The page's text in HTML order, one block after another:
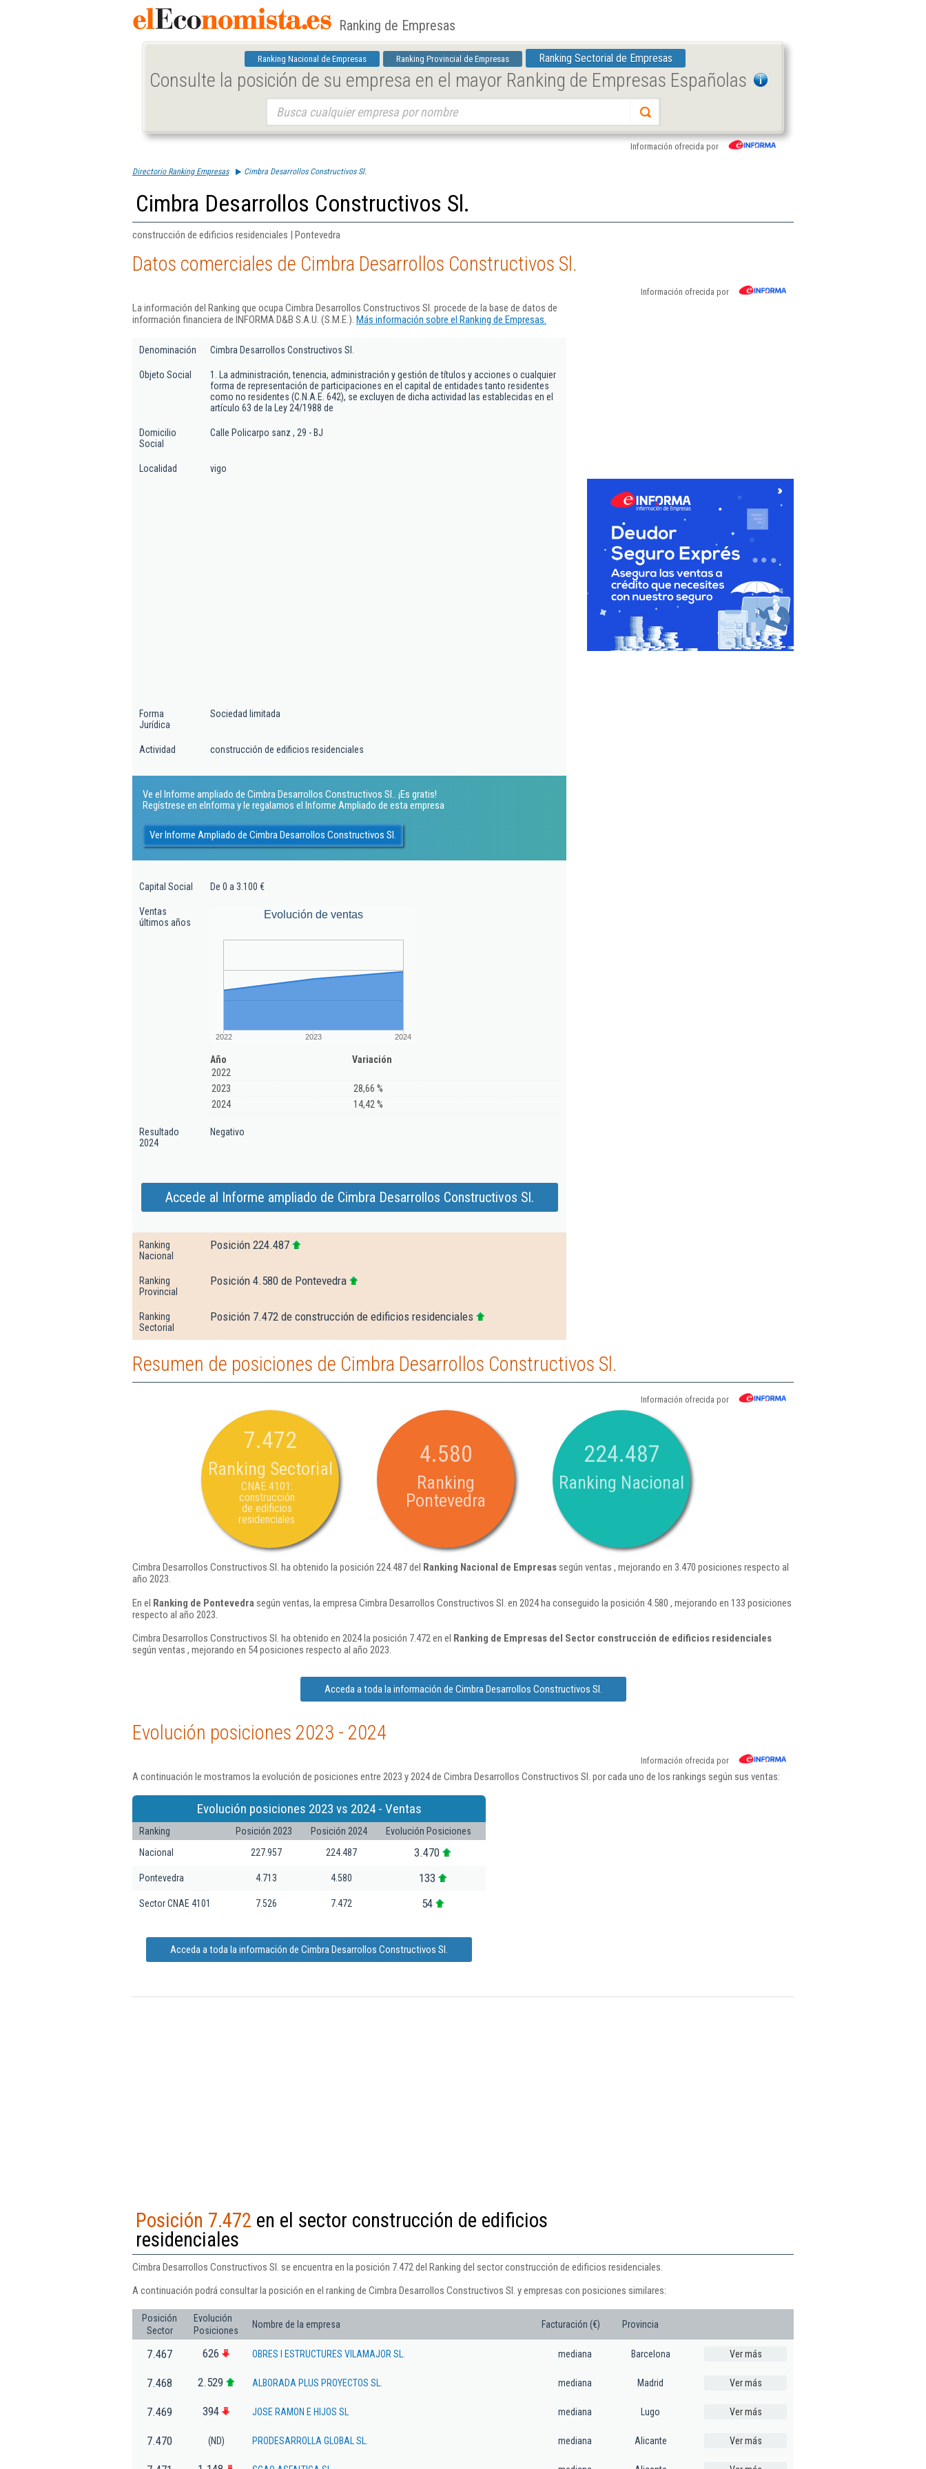
Ranking de Empresas
Ranking Nacional de Empresas Ranking Provincial de Empresas Ranking Sectorial de Empresas
Consulte la posición de su empresa en el mayor Ranking de Empresas Españolas
Información ofrecida por
Directorio Ranking Empresas Cimbra Desarrollos Constructivos Sl.
Cimbra Desarrollos Constructivos Sl.
construcción de edificios residenciales | Pontevedra
Datos comerciales de Cimbra Desarrollos Constructivos Sl.
Información ofrecida por
La información del Ranking que ocupa Cimbra Desarrollos Constructivos Sl. procede de la base de datos de
información financiera de INFORMA D&B S.A.U. (S.M.E.). Más información sobre el Ranking de Empresas.
Denominación Cimbra Desarrollos Constructivos Sl.
Objeto Social
1. La administración, tenencia, administración y gestión de títulos y acciones o cualquier
forma de representación de participaciones en el capital de entidades tanto residentes
como no residentes (C.N.A.E. 642), se excluyen de dicha actividad las establecidas en el
artículo 63 de la Ley 24/1988 de
Domicilio
Social
Calle Policarpo sanz , 29 - BJ
Localidad vigo
Forma
Jurídica
Sociedad limitada
Actividad construcción de edificios residenciales
Ve el Informe ampliado de Cimbra Desarrollos Constructivos Sl.. ¡Es gratis!
Regístrese en eInforma y le regalamos el Informe Ampliado de esta empresa
Ver Informe Ampliado de Cimbra Desarrollos Constructivos Sl.
Capital Social De 0 a 3.100 €
Ventas
últimos años
Evolución de ventas
2022 2023 2024
Año
Variación
2022
2023
28,66 %
2024
14,42 %
Resultado
2024
Negativo
Accede al Informe ampliado de Cimbra Desarrollos Constructivos Sl.
Ranking
Nacional
Posición 224.487
Ranking
Provincial
Posición 4.580 de Pontevedra
Ranking
Sectorial
Posición 7.472 de construcción de edificios residenciales
Resumen de posiciones de Cimbra Desarrollos Constructivos Sl.
Información ofrecida por
7.472
Ranking Sectorial
CNAE 4101:
construcción
de edificios
residenciales
4.580
Ranking
Pontevedra
224.487
Ranking Nacional
Cimbra Desarrollos Constructivos Sl. ha obtenido la posición 224.487 del Ranking Nacional de Empresassegún ventas , mejorando en 3.470 posiciones respecto al
año 2023.
En el Ranking de Pontevedra según ventas, la empresa Cimbra Desarrollos Constructivos Sl. en 2024 ha conseguido la posición 4.580 , mejorando en 133 posiciones
respecto al año 2023.
Cimbra Desarrollos Constructivos Sl. ha obtenido en 2024 la posición 7.472 en el Ranking de Empresas del Sector construcción de edificios residenciales
según ventas , mejorando en 54 posiciones respecto al año 2023.
Acceda a toda la información de Cimbra Desarrollos Constructivos Sl.
Evolución posiciones 2023 - 2024
Información ofrecida por
A continuación le mostramos la evolución de posiciones entre 2023 y 2024 de Cimbra Desarrollos Constructivos Sl. por cada uno de los rankings según sus ventas:
Evolución posiciones 2023 vs 2024 - Ventas
Ranking Posición 2023 Posición 2024
Evolución Posiciones
Nacional
227.957 224.487 3.470
Pontevedra 4.713 4.580 133
Sector CNAE 4101 7.526 7.472 54
Acceda a toda la información de Cimbra Desarrollos Constructivos Sl.
Posición 7.472 en el sector construcción de edificios
residenciales
Cimbra Desarrollos Constructivos Sl. se encuentra en la posición 7.472 del Ranking del sector construcción de edificios residenciales.
A continuación podrá consultar la posición en el ranking de Cimbra Desarrollos Constructivos Sl. y empresas con posiciones similares:
Posición
Sector
Evolución
Posiciones
Nombre de la empresa Facturación (€) Provincia
7.467 626 OBRES I ESTRUCTURES VILAMAJOR SL. mediana Barcelona Ver más
7.468 2.529 ALBORADA PLUS PROYECTOS SL. mediana Madrid Ver más
7.469 394 JOSE RAMON E HIJOS SL mediana Lugo Ver más
7.470 (ND) PRODESARROLLA GLOBAL SL. mediana Alicante Ver más